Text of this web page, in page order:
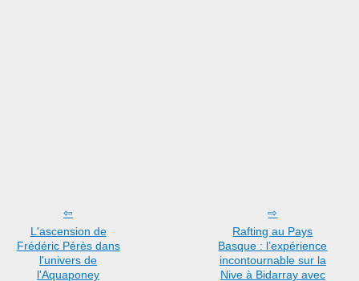
L'ascension de
Frédéric Pérès dans
l'univers de
l'Aquaponey
Rafting au Pays
Basque : l’expérience
incontournable sur la
Nive à Bidarray avec